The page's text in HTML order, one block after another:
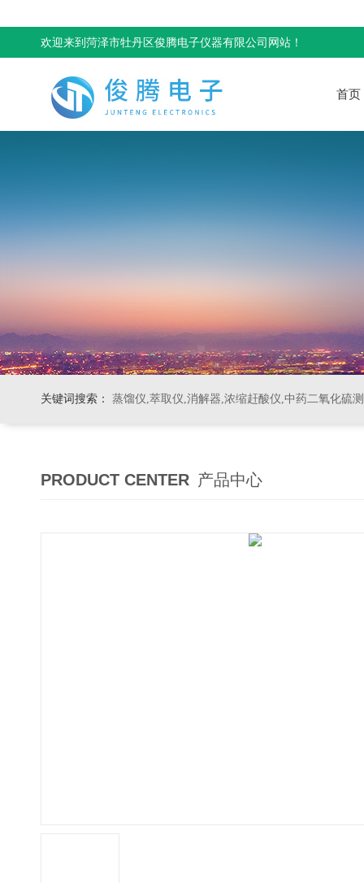
欢迎来到菏泽市牡丹区俊腾电子仪器有限公司网站！
首页
关键词搜索： 蒸馏仪,萃取仪,消解器,浓缩赶酸仪,中药二氧化硫
PRODUCT CENTER 产品中心